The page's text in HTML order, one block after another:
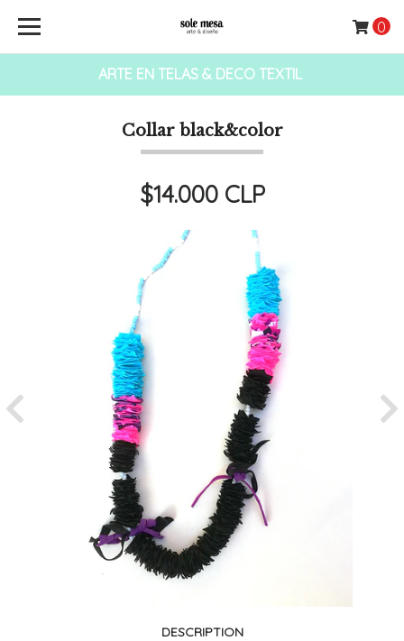
ARTE EN TELAS & DECO TEXTIL
0
Collar black&color
$14.000 CLP
Previous
DESCRIPTION